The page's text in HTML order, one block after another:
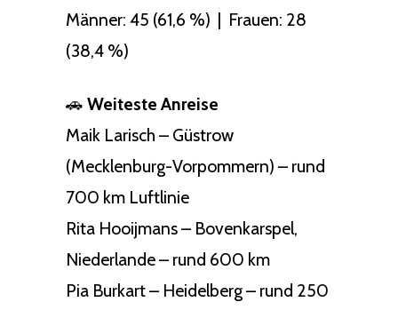
Männer: 45 (61,6 %) | Frauen: 28
(38,4 %)
🚗 Weiteste Anreise
Maik Larisch – Güstrow
(Mecklenburg-Vorpommern) – rund
700 km Luftlinie
Rita Hooijmans – Bovenkarspel,
Niederlande – rund 600 km
Pia Burkart – Heidelberg – rund 250